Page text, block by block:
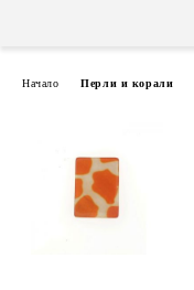
Начало Перли и корали